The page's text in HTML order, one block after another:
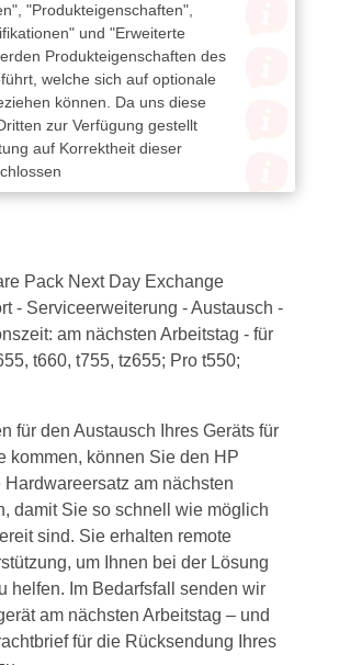
"Produkteigenschaften",
und "Erweiterte
Produkteigenschaften des
welche sich auf optionale
können. Da uns diese
zur Verfügung gestellt
auf Korrektheit dieser
Pack Next Day Exchange
- Serviceerweiterung - Austausch -
am nächsten Arbeitstag - für
t660, t755, tz655; Pro t550;
für den Austausch Ihres Geräts für
kommen, können Sie den HP
am nächsten
damit Sie so schnell wie möglich
sind. Sie erhalten remote
um Ihnen bei der Lösung
helfen. Im Bedarfsfall senden wir
am nächsten Arbeitstag – und
für die Rücksendung Ihres